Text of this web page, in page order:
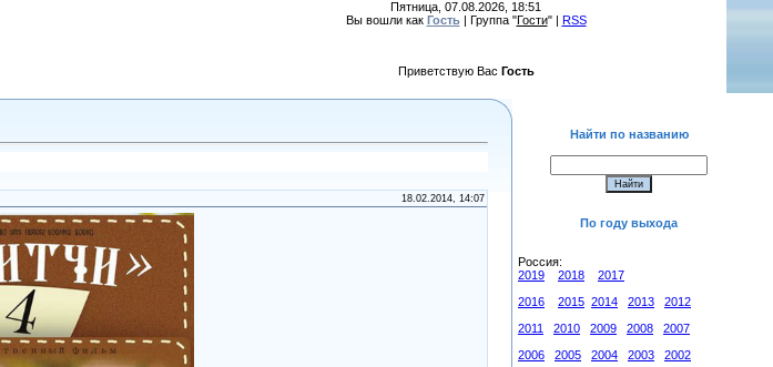
Пятница, 07.08.2026, 18:51
Вы вошли как Гость| Группа "Гости" | RSS
Приветствую Вас Гость
18.02.2014, 14:07
Найти по названию
По году выхода
Россия:
2019
2018
2017
2016
2015 2014 2013
2012
2011
2010 2009 2008
2007
2006
2005 2004 2003
2002